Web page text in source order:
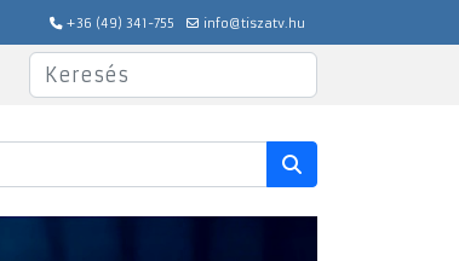
+36 (49) 341-755 info@tiszatv.hu
Keresés